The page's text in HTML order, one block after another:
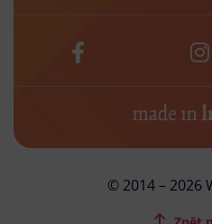
© 2014 – 2026